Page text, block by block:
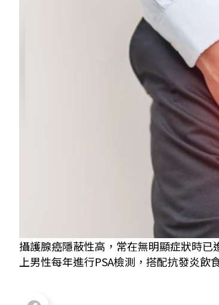
攝護腺癌隱蔽性高，常在無明顯症狀時
上男性每年進行PSA檢測，搭配抗發炎